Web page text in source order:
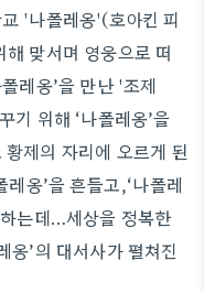
'나폴레옹'(호아킨 피
맞서며 영웅으로 떠
레옹’을 만난 '조제
기 위해 ‘나폴레옹’을
황제의 자리에 오르게 된
옹’을 흔들고,‘나폴레
는데…세상을 정복한
옹’의 대서사가 펼쳐진